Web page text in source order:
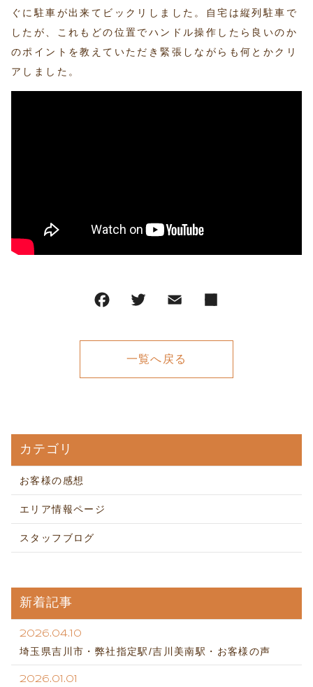
ぐに駐車が出来てビックリしました。自宅は縦列駐車で
したが、これもどの位置でハンドル操作したら良いのか
のポイントを教えていただき緊張しながらも何とかクリ
アしました。
一覧へ戻る
カテゴリ
お客様の感想
エリア情報ページ
スタッフブログ
新着記事
2026.04.10
埼玉県吉川市・弊社指定駅/吉川美南駅・お客様の声
2026.01.01